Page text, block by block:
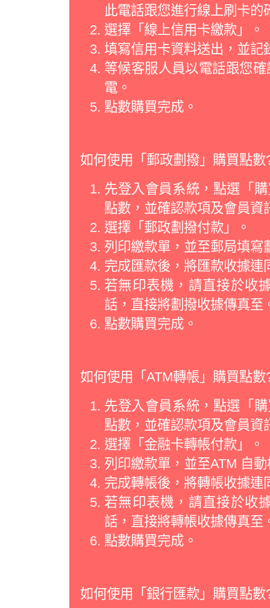
此電話跟您進行線上刷卡的
選擇「線上信用卡繳款」。
填寫信用卡資料送出，並記
等候客服人員以電話跟您
電。
點數購買完成。
如何使用「郵政劃撥」購買點數
先登入會員系統，點選「
點數，並確認款項及會員資
選擇「郵政劃撥付款」。
列印繳款單，並至郵局填寫
完成匯款後，將匯款收據連
若無印表機，請直接於收
話，直接將劃撥收據傳真至
點數購買完成。
如何使用「ATM轉帳」購買點數
先登入會員系統，點選「
點數，並確認款項及會員資
選擇「金融卡轉帳付款」。
列印繳款單，並至ATM 自
完成轉帳後，將轉帳收據連
若無印表機，請直接於收
話，直接將轉帳收據傳真至
點數購買完成。
如何使用「銀行匯款」購買點數